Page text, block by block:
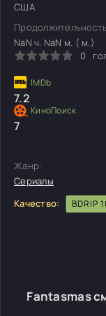
США
NaN ч. NaN м. ( м.)
0
7.2
7
Жанр:
Сериалы
Качество:
BDRIP
Fantasmas